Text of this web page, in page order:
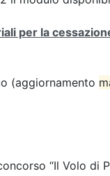
per la
(aggiornamento
“Il Volo di